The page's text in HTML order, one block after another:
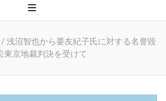
/ 浅沼智也から要友紀子氏に対する名誉毀
東京地裁判決を受けて